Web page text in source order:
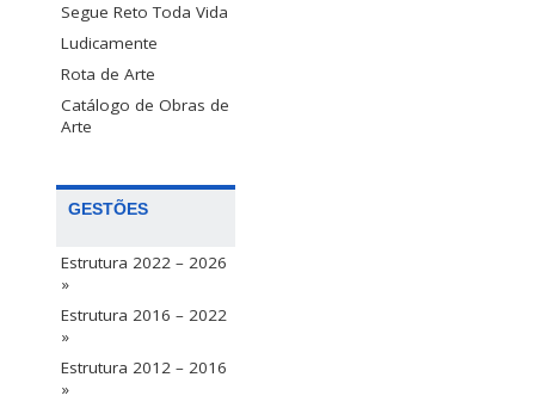
Segue Reto Toda Vida
Ludicamente
Rota de Arte
Catálogo de Obras de
Arte
GESTÕES
Estrutura 2022 – 2026
»
Estrutura 2016 – 2022
»
Estrutura 2012 – 2016
»